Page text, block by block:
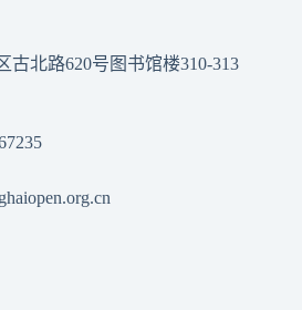
古北路620号图书馆楼310-313